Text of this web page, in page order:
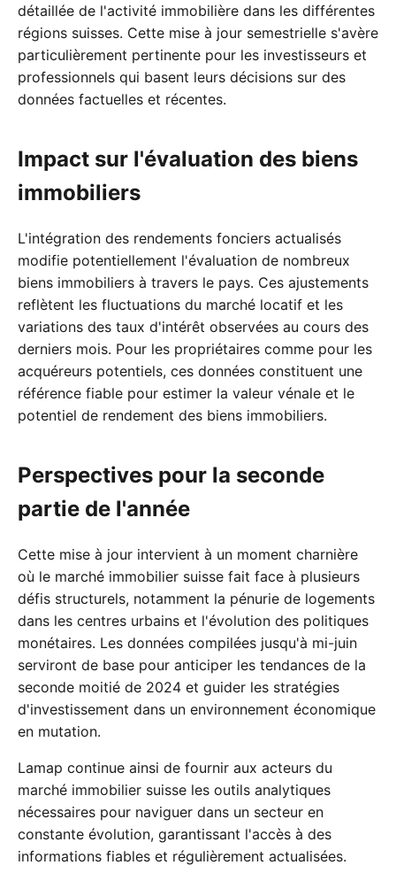
détaillée de l'activité immobilière dans les différentes
régions suisses. Cette mise à jour semestrielle s'avère
particulièrement pertinente pour les investisseurs et
professionnels qui basent leurs décisions sur des
données factuelles et récentes.
Impact sur l'évaluation des biens
immobiliers
L'intégration des rendements fonciers actualisés
modifie potentiellement l'évaluation de nombreux
biens immobiliers à travers le pays. Ces ajustements
reflètent les fluctuations du marché locatif et les
variations des taux d'intérêt observées au cours des
derniers mois. Pour les propriétaires comme pour les
acquéreurs potentiels, ces données constituent une
référence fiable pour estimer la valeur vénale et le
potentiel de rendement des biens immobiliers.
Perspectives pour la seconde
partie de l'année
Cette mise à jour intervient à un moment charnière
où le marché immobilier suisse fait face à plusieurs
défis structurels, notamment la pénurie de logements
dans les centres urbains et l'évolution des politiques
monétaires. Les données compilées jusqu'à mi-juin
serviront de base pour anticiper les tendances de la
seconde moitié de 2024 et guider les stratégies
d'investissement dans un environnement économique
en mutation.
Lamap continue ainsi de fournir aux acteurs du
marché immobilier suisse les outils analytiques
nécessaires pour naviguer dans un secteur en
constante évolution, garantissant l'accès à des
informations fiables et régulièrement actualisées.